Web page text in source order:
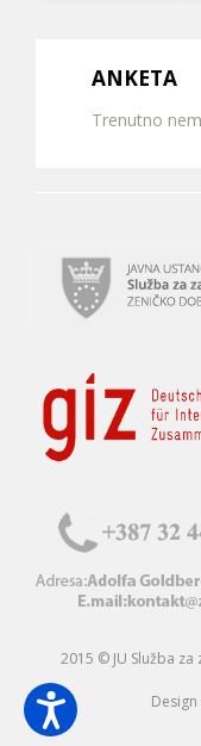
ANKETA
Trenutno
2015 © JU Služba